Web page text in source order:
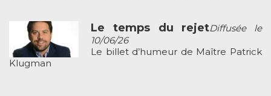
Le temps du rejetDiffusée le
10/06/26
Le billet d’humeur de Maître Patrick
Klugman